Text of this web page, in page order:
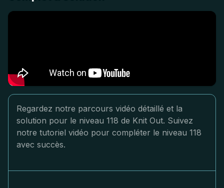
Regardez notre parcours vidéo détaillé et la
solution pour le niveau 118 de Knit Out. Suivez
notre tutoriel vidéo pour compléter le niveau 118
avec succès.